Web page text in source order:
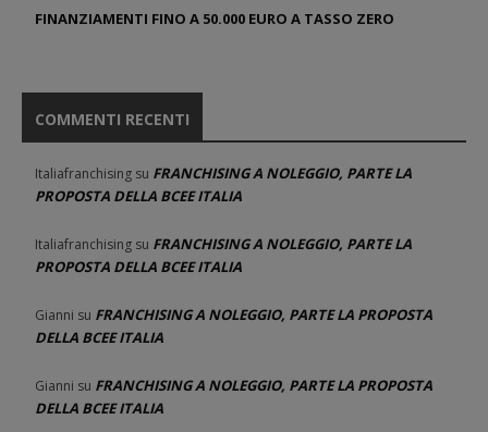
FINANZIAMENTI FINO A 50.000 EURO A TASSO ZERO
COMMENTI RECENTI
Italiafranchising su FRANCHISING A NOLEGGIO, PARTE LA
PROPOSTA DELLA BCEE ITALIA
Italiafranchising su FRANCHISING A NOLEGGIO, PARTE LA
PROPOSTA DELLA BCEE ITALIA
Gianni su FRANCHISING A NOLEGGIO, PARTE LA PROPOSTA
DELLA BCEE ITALIA
Gianni su FRANCHISING A NOLEGGIO, PARTE LA PROPOSTA
DELLA BCEE ITALIA